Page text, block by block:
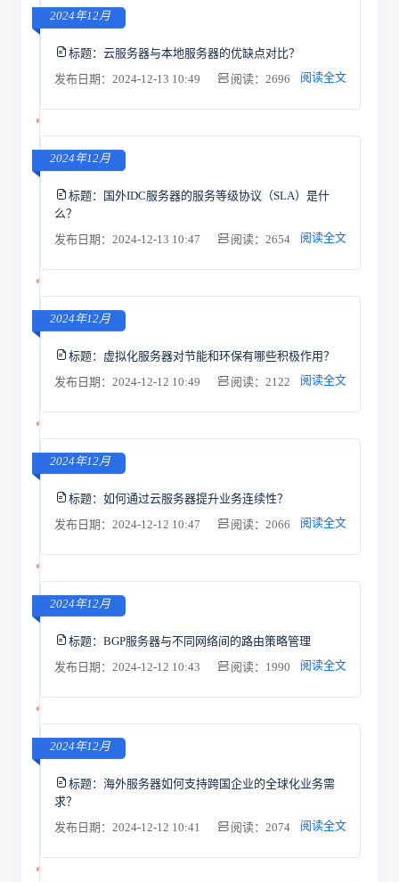
2024年12月
标题： 云服务器与本地服务器的优缺点对比？
发布日期：2024-12-13 10:49
阅读：2696 阅读全文
2024年12月
标题： 国外IDC服务器的服务等级协议（SLA）是什
么？
发布日期：2024-12-13 10:47
阅读：2654 阅读全文
2024年12月
标题： 虚拟化服务器对节能和环保有哪些积极作用？
发布日期：2024-12-12 10:49
阅读：2122 阅读全文
2024年12月
标题： 如何通过云服务器提升业务连续性？
发布日期：2024-12-12 10:47
阅读：2066 阅读全文
2024年12月
标题： BGP服务器与不同网络间的路由策略管理
发布日期：2024-12-12 10:43
阅读：1990 阅读全文
2024年12月
标题： 海外服务器如何支持跨国企业的全球化业务需
求？
发布日期：2024-12-12 10:41
阅读：2074 阅读全文